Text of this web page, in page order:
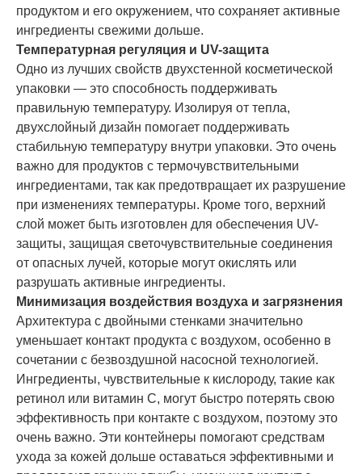
продуктом и его окружением, что сохраняет активные
ингредиенты свежими дольше.
Температурная регуляция и UV-защита
Одно из лучших свойств двухстенной косметической
упаковки — это способность поддерживать
правильную температуру. Изолируя от тепла,
двухслойный дизайн помогает поддерживать
стабильную температуру внутри упаковки. Это очень
важно для продуктов с термочувствительными
ингредиентами, так как предотвращает их разрушение
при изменениях температуры. Кроме того, верхний
слой может быть изготовлен для обеспечения UV-
защиты, защищая светочувствительные соединения
от опасных лучей, которые могут окислять или
разрушать активные ингредиенты.
Минимизация воздействия воздуха и загрязнения
Архитектура с двойными стенками значительно
уменьшает контакт продукта с воздухом, особенно в
сочетании с безвоздушной насосной технологией.
Ингредиенты, чувствительные к кислороду, такие как
ретинол или витамин C, могут быстро потерять свою
эффективность при контакте с воздухом, поэтому это
очень важно. Эти контейнеры помогают средствам
ухода за кожей дольше оставаться эффективными и